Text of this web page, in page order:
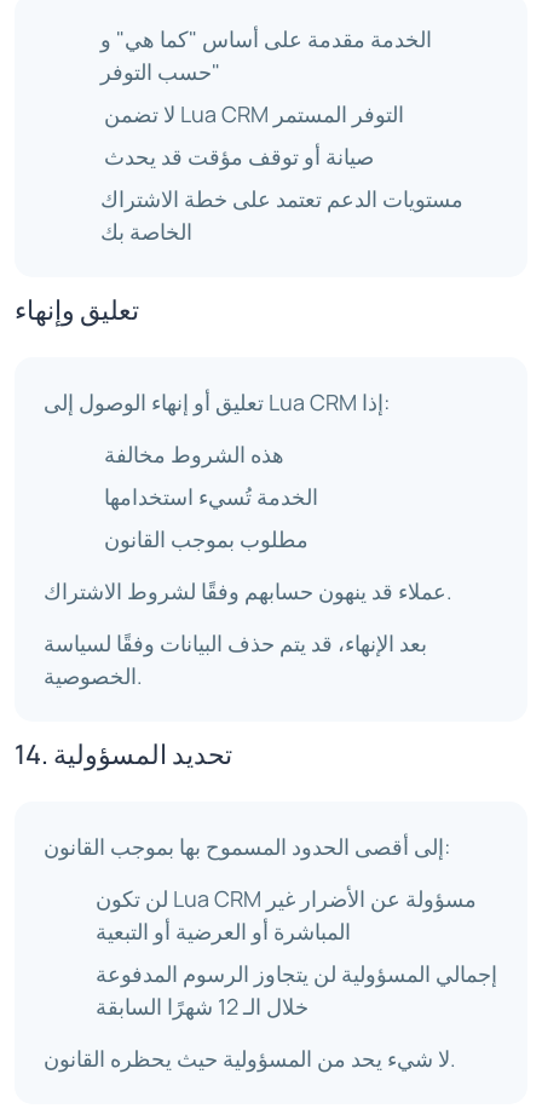
الخدمة مقدمة على أساس "كما هي" و
"حسب التوفر
لا تضمن Lua CRM التوفر المستمر
صيانة أو توقف مؤقت قد يحدث
مستويات الدعم تعتمد على خطة الاشتراك
الخاصة بك
تعليق وإنهاء
تعليق أو إنهاء الوصول إلى Lua CRM إذا:
هذه الشروط مخالفة
الخدمة تُسيء استخدامها
مطلوب بموجب القانون
عملاء قد ينهون حسابهم وفقًا لشروط الاشتراك.
بعد الإنهاء، قد يتم حذف البيانات وفقًا لسياسة
الخصوصية.
14. تحديد المسؤولية
إلى أقصى الحدود المسموح بها بموجب القانون:
لن تكون Lua CRM مسؤولة عن الأضرار غير
المباشرة أو العرضية أو التبعية
إجمالي المسؤولية لن يتجاوز الرسوم المدفوعة
خلال الـ 12 شهرًا السابقة
لا شيء يحد من المسؤولية حيث يحظره القانون.